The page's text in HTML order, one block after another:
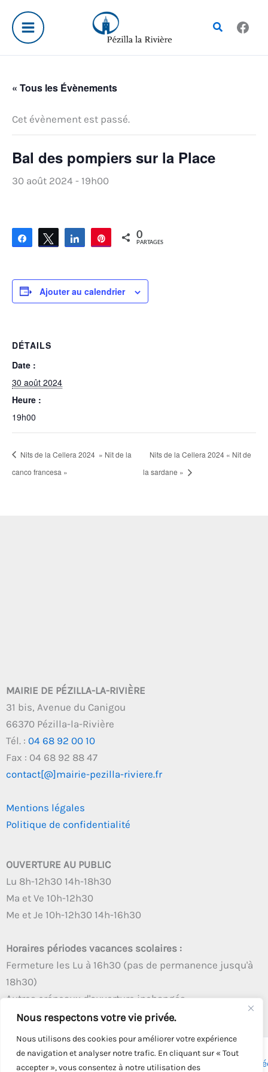
Nous respectons votre vie privée.
Nous utilisons des cookies pour améliorer votre expérience
de navigation et analyser notre trafic. En cliquant sur « Tout
accepter », vous consentez à notre utilisation des
contenu
Rechercher
« Tous les Évènements
Cet évènement est passé.
Bal des pompiers sur la Place
30 août 2024 - 19h00
Partagez Tweetez Partagez Épingle0
PARTAGES
Ajouter au calendrier
DÉTAILS
Date :
30 août 2024
Heure :
19h00
Nits de la Cellera 2024 » Nit de la
canco francesa »
Nits de la Cellera 2024 « Nit de
la sardane »
MAIRIE DE PÉZILLA-LA-RIVIÈRE
31 bis, Avenue du Canigou
66370 Pézilla-la-Rivière
Tél. : 04 68 92 00 10
Fax : 04 68 92 88 47
contact[@]mairie-pezilla-riviere.fr
Mentions légales
Politique de confidentialité
OUVERTURE AU PUBLIC
Lu 8h-12h30 14h-18h30
Ma et Ve 10h-12h30
Me et Je 10h-12h30 14h-16h30
Horaires périodes vacances scolaires :
Fermeture les Lu à 16h30 (pas de permanence jusqu'à
18h30)
Autres créneaux d'ouverture inchangés
Copyright © 2026 - Tous droits réservés - | Webmaster